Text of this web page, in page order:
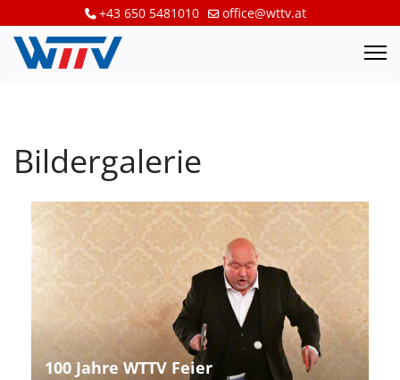
+43 650 5481010 office@wttv.at
Bildergalerie
100 Jahre WTTV Feier